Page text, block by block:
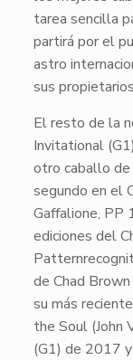
tarea sencilla
partirá por el
astro
sus
El resto de la
Invitational
otro caballo de
segundo en el
Gaffalione, PP
ediciones del
de Chad Brown
su más
the Soul (John
(G1) de 2017